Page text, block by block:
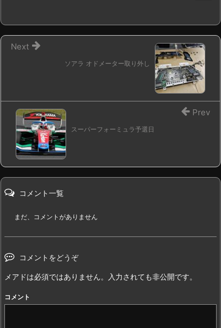
ソアラ オドメーター取り外し
Next
スーパーフォーミュラ予選日
Prev
コメント一覧
まだ、コメントがありません
コメントをどうぞ
メアドは必須ではありません。入力されても非公開です。
コメント